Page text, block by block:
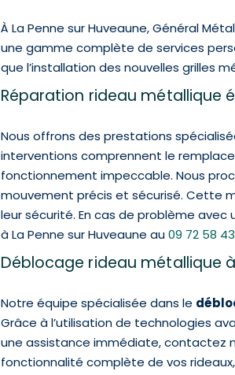
À La Penne sur Huveaune, Général
une gamme complète de services
que l’installation des nouvelles grilles
Réparation rideau métallique
Nous offrons des prestations
interventions comprennent le
fonctionnement impeccable. Nous
mouvement précis et sécurisé. Cette
leur sécurité. En cas de problème avec
à La Penne sur Huveaune au09 72 58
Déblocage rideau métallique
Notre équipe spécialisée dans le
Grâce à l’utilisation de technologies
une assistance immédiate, contactez
fonctionnalité complète de vos